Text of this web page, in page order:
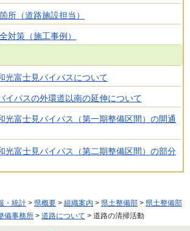
所（道路施設担当）
対策（施工事例）
光富士見バイパスについて
イパスの外環道以南の延伸について
光富士見バイパス（第一期整備区間）の開通
光富士見バイパス（第二期整備区間）の部分
・統計 > 県概要 > 組織案内 > 県土整備部 > 県土整備部
備事務所 > 道路について > 道路の清掃活動